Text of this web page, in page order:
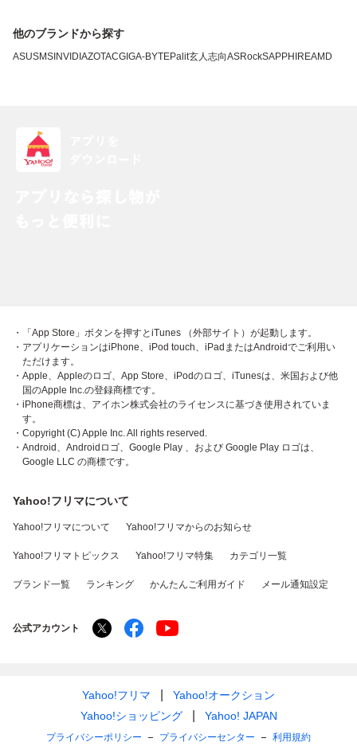
他のブランドから探す
ASUSMSI NVIDIAZOTACGIGA-BYTEPalit玄人志向ASRockSAPPHIREAMD
・「App Store」ボタンを押すとiTunes （外部サイト）が起動します。
・アプリケーションはiPhone、iPod touch、iPadまたはAndroidでご利用い
ただけます。
・Apple、Appleのロゴ、App Store、iPodのロゴ、iTunesは、米国および他
国のApple Inc.の登録商標です。
・iPhone商標は、アイホン株式会社のライセンスに基づき使用されていま
す。
・Copyright (C) Apple Inc. All rights reserved.
・Android、Androidロゴ、Google Play 、および Google Play ロゴは、
Google LLC の商標です。
Yahoo!フリマについて
Yahoo!フリマについて Yahoo!フリマからのお知らせ
Yahoo!フリマトピックス Yahoo!フリマ特集 カテゴリ一覧
ブランド一覧 ランキング かんたんご利用ガイド メール通知設定
公式アカウント
Yahoo!フリマ
Yahoo!オークション
Yahoo!ショッピング
Yahoo! JAPAN
プライバシーポリシー プライバシーセンター 利用規約